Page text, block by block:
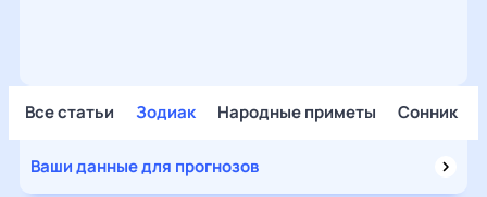
Все статьи Зодиак Народные приметы Сонник
Ваши данные для прогнозов